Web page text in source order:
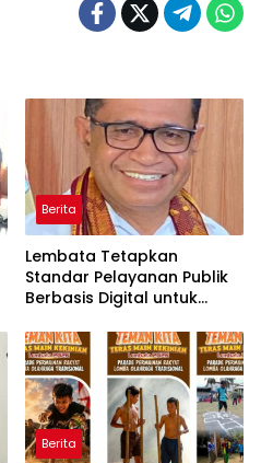
Berita
Lembata Tetapkan
Standar Pelayanan Publik
Berbasis Digital untuk
Perpustakaan
Berita